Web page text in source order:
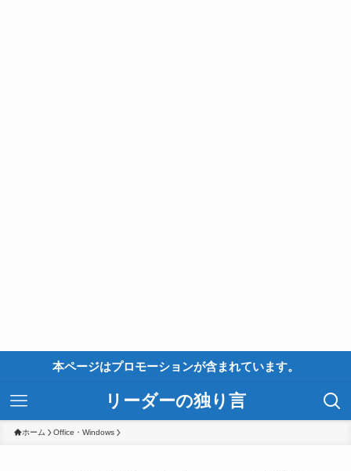
本ページはプロモーションが含まれています。
リーダーの独り言
ホーム Office・Windows